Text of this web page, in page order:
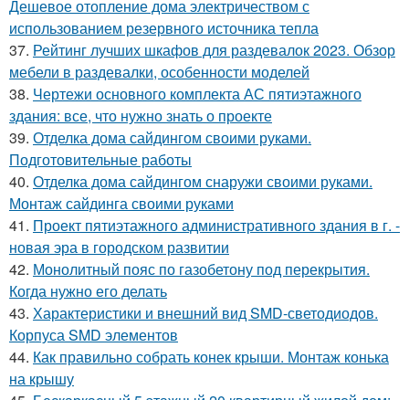
Дешевое отопление дома электричеством с
использованием резервного источника тепла
37. Рейтинг лучших шкафов для раздевалок 2023. Обзор
мебели в раздевалки, особенности моделей
38. Чертежи основного комплекта АС пятиэтажного
здания: все, что нужно знать о проекте
39. Отделка дома сайдингом своими руками.
Подготовительные работы
40. Отделка дома сайдингом снаружи своими руками.
Монтаж сайдинга своими руками
41. Проект пятиэтажного административного здания в г. -
новая эра в городском развитии
42. Монолитный пояс по газобетону под перекрытия.
Когда нужно его делать
43. Характеристики и внешний вид SMD-светодиодов.
Корпуса SMD элементов
44. Как правильно собрать конек крыши. Монтаж конька
на крышу